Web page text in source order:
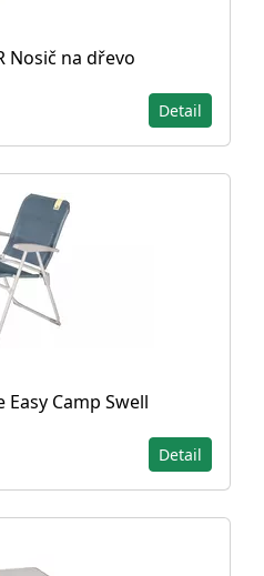
Nosič na dřevo
Detail
Easy Camp Swell
Detail